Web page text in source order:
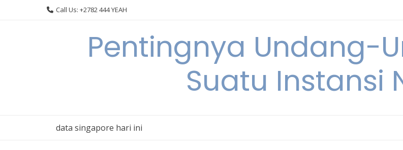
Call Us: +2782 444 YEAH
Pentingnya Undang-
Suatu Instansi
data singapore hari ini